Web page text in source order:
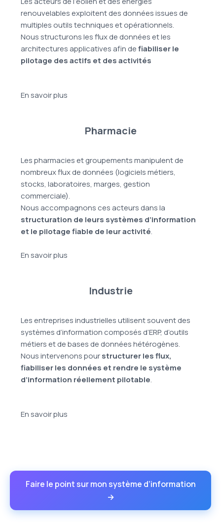
renouvelables exploitent des données issues de
multiples outils techniques et opérationnels.
Nous structurons les flux de données et les
architectures applicatives afin defiabiliser le
pilotage des actifs et des activités
En savoir plus
Pharmacie
Les pharmacies et groupements manipulent de
nombreux flux de données (logiciels métiers,
stocks, laboratoires, marges, gestion
commerciale).
Nous accompagnons ces acteurs dans la
structuration de leurs systèmes d’information
et le pilotage fiable de leur activité.
En savoir plus
Industrie
Les entreprises industrielles utilisent souvent des
systèmes d’information composés d’ERP, d’outils
métiers et de bases de données hétérogènes.
Nous intervenons pourstructurer les flux,
fiabiliser les données et rendre le système
d’information réellement pilotable.
En savoir plus
Faire le point sur mon système d’information
→